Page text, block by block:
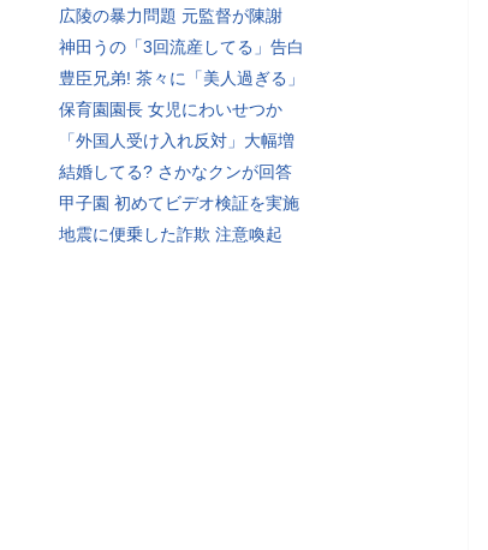
広陵の暴力問題 元監督が陳謝
神田うの「3回流産してる」告白
豊臣兄弟! 茶々に「美人過ぎる」
保育園園長 女児にわいせつか
「外国人受け入れ反対」大幅増
結婚してる? さかなクンが回答
甲子園 初めてビデオ検証を実施
地震に便乗した詐欺 注意喚起